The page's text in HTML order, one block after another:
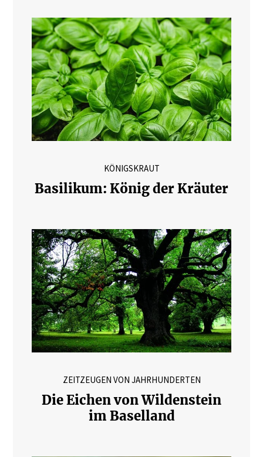
KÖNIGSKRAUT
Basilikum: König der Kräuter
ZEITZEUGEN VON JAHRHUNDERTEN
Die Eichen von Wildenstein
im Baselland